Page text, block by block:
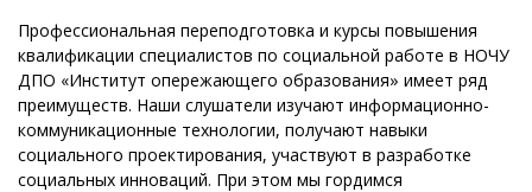
Профессиональная переподготовка и курсы повышения
квалификации специалистов по социальной работе в НОЧУ
ДПО «Институт опережающего образования» имеет ряд
преимуществ. Наши слушатели изучают информационно-
коммуникационные технологии, получают навыки
социального проектирования, участвуют в разработке
социальных инноваций. При этом мы гордимся